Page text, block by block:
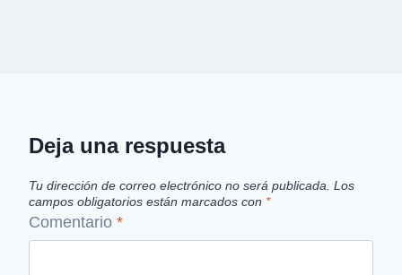
Deja una respuesta
Tu dirección de correo electrónico no será publicada. Los
campos obligatorios están marcados con *
Comentario *